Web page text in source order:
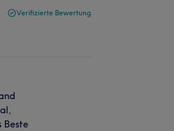
Verifizierte Bewertung
Beste